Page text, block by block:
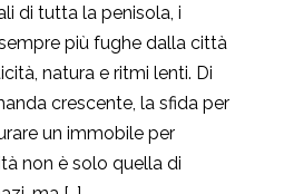
di tutta la penisola, i
più fughe dalla città
natura e ritmi lenti. Di
crescente, la sfida per
un immobile per
non è solo quella di